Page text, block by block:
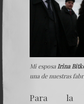
Mi esposaIrina
una de nuestras
Para la